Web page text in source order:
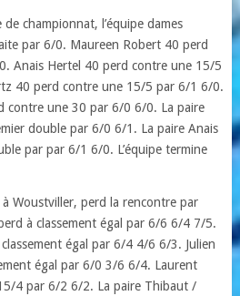
championnat, l’équipe dames
par 6/0. Maureen Robert 40 perd
Anais Hertel 40 perd contre une 15/5
40 perd contre une 15/5 par 6/1 6/0.
contre une 30 par 6/0 6/0. La paire
double par 6/0 6/1. La paire Anais
par par 6/1 6/0. L’équipe termine
à Woustviller, perd la rencontre par
à classement égal par 6/6 6/4 7/5.
égal par 6/4 4/6 6/3. Julien
égal par 6/0 3/6 6/4. Laurent
4 par 6/2 6/2. La paire Thibaut /